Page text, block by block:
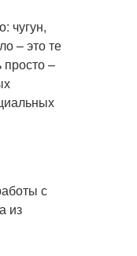
чугун,
– это те
–
с
из